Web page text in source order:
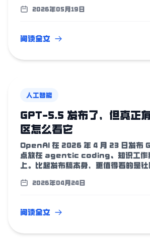
2026年05月19日
阅读全文
人工智能
GPT-5.5 发布了，但真正
区怎么看它
OpenAI 在 2026 年 4 月 23 日发布
点放在 agentic coding、知识工作
上。比起发布稿本身，更值得看的是社
2026年04月24日
阅读全文